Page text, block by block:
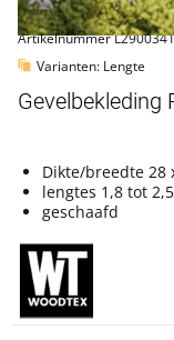
Artikelnummer
Varianten: Lengte
Gevelbekleding
Dikte/breedte 28
lengtes 1,8 tot
geschaafd